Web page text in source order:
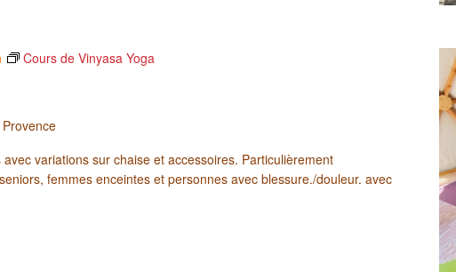
Cours de Vinyasa Yoga
variations sur chaise et accessoires. Particulièrement
femmes enceintes et personnes avec blessure./douleur. avec